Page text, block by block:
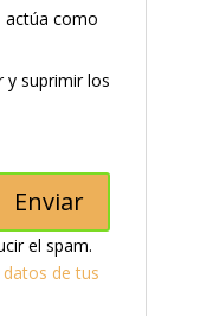
actúa como
y suprimir los
el spam.
de tus